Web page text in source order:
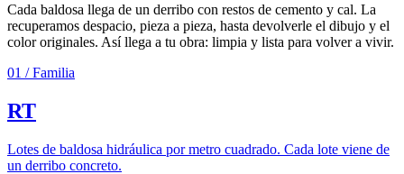
Cada baldosa llega de un derribo con restos de cemento y cal. La
recuperamos despacio, pieza a pieza, hasta devolverle el dibujo y el
color originales. Así llega a tu obra: limpia y lista para volver a vivir.
01 / Familia
RT
Lotes de baldosa hidráulica por metro cuadrado. Cada lote viene de
un derribo concreto.